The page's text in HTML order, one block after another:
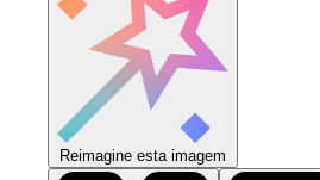
Reimagine esta imagem